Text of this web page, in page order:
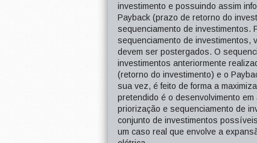
investimento e possuindo assim
Payback (prazo de retorno do
sequenciamento de investimentos.
sequenciamento de investimentos,
devem ser postergados. O
investimentos anteriormente
(retorno do investimento) e o
sua vez, é feito de forma a
pretendido é o desenvolvimento
priorização e sequenciamento de
conjunto de investimentos
um caso real que envolve a